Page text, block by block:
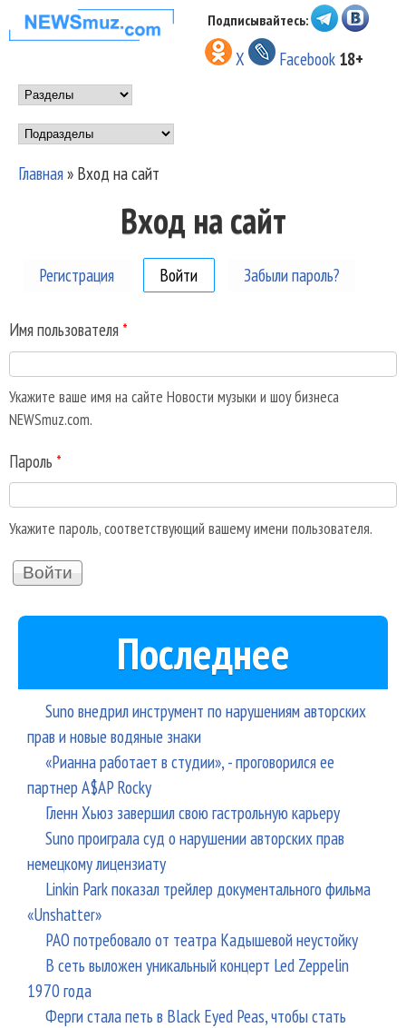
Перейти к основному
содержанию
НОВОСТИ
МУЗЫКИ И
ШОУ БИЗНЕСА
NEWSMUZ.COM
Подписывайтесь:
X Facebook 18+
Main menu
Подразделы
Вы здесь
Главная» Вход на сайт
Вход на сайт
Регистрация Войти (активная вкладка)
Забыли пароль?
Имя пользователя *
Укажите ваше имя на сайте Новости музыки и шоу бизнеса
NEWSmuz.com.
Пароль *
Укажите пароль, соответствующий вашему имени пользователя.
Последнее
Suno внедрил инструмент по нарушениям авторских
прав и новые водяные знаки
«Рианна работает в студии», - проговорился ее
партнер A$AP Rocky
Гленн Хьюз завершил свою гастрольную карьеру
Suno проиграла суд о нарушении авторских прав
немецкому лицензиату
Linkin Park показал трейлер документального фильма
«Unshatter»
РАО потребовало от театра Кадышевой неустойку
В сеть выложен уникальный концерт Led Zeppelin
1970 года
Ферги стала петь в Black Eyed Peas, чтобы стать